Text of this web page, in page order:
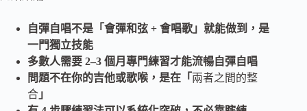
自彈自唱不是「會彈和弦 + 會唱歌」就能做到，是
一門獨立技能
多數人需要 2–3 個月專門練習才能流暢自彈自唱
問題不在你的吉他或歌喉，是在「 兩者之間的整
合 」